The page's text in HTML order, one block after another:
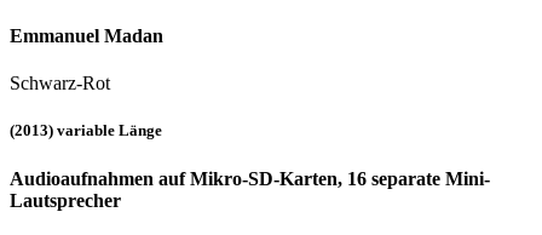
Emmanuel Madan
Schwarz-Rot
(2013) variable Länge
Audioaufnahmen auf Mikro-SD-Karten, 16 separate Mini-
Lautsprecher